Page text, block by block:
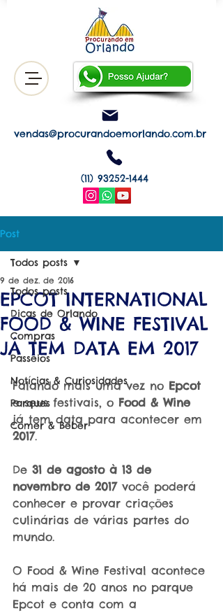
vendas@procurandoemorlando.com.br
(11) 93252-1444
Post
Todos posts
Dicas de Orlando
Compras
Passeios
Notícias & Curiosidades
Parques
Comer & Beber
Todos posts
EPCOT INTERNATIONAL
FOOD & WINE FESTIVAL
JÁ TEM DATA EM 2017
9 de dez. de 2016
Falando mais uma vez no Epcot
e seus festivais, o Food & Wine
já tem data para acontecer em
2017.
De 31 de agosto à 13 de
novembro de 2017 você poderá
conhecer e provar criações
culinárias de várias partes do
mundo.
O Food & Wine Festival acontece
há mais de 20 anos no parque
Epcot e conta com a